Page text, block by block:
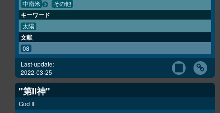
中南米 その他
キーワード
太陽
文献
08
Last-update:
2022-03-25
"第II神"
God II